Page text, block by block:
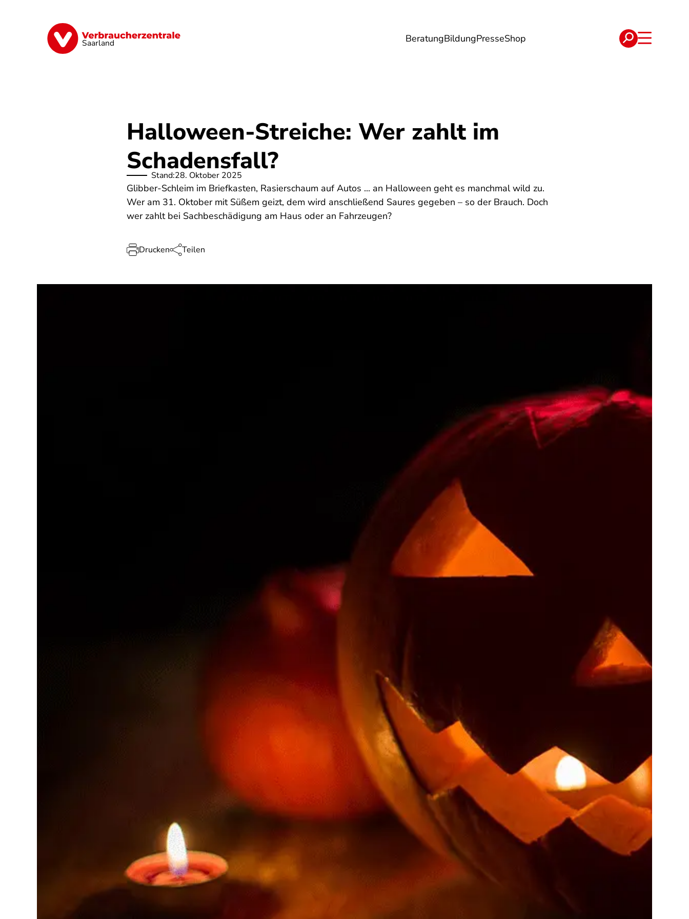
Saarland BeratungBildungPresseShop
Digitales Energie Finanzen Umwelt Verträge
Halloween-Streiche: Wer zahlt im
Schadensfall?
Stand:28. Oktober 2025
Glibber-Schleim im Briefkasten, Rasierschaum auf Autos ... an Halloween geht es manchmal wild zu.
Wer am 31. Oktober mit Süßem geizt, dem wird anschließend Saures gegeben – so der Brauch. Doch
wer zahlt bei Sachbeschädigung am Haus oder an Fahrzeugen?
Drucken Teilen